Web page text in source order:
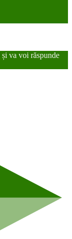
va voi răspunde